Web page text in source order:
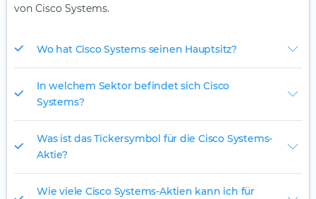
von Cisco Systems.
Wo hat Cisco Systems seinen Hauptsitz?
In welchem Sektor befindet sich Cisco
Systems?
Was ist das Tickersymbol für die Cisco Systems-
Aktie?
Wie viele Cisco Systems-Aktien kann ich für